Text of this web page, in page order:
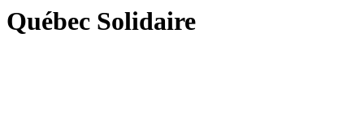
Québec Solidaire